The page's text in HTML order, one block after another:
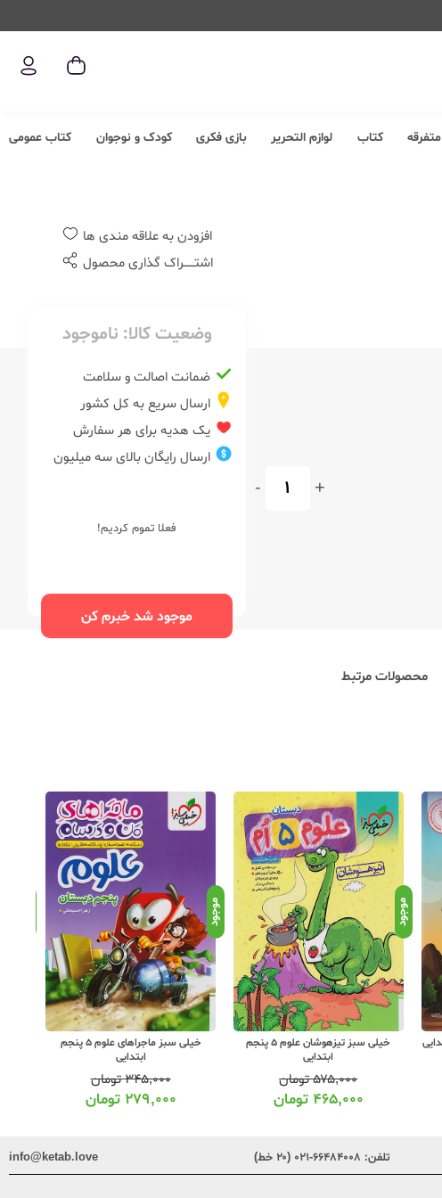
متفرقه کتاب لوازم التحریر بازی فکری کودک و نوجوان کتاب عمومی
+
-
افزودن به علاقه مندی ها
اشتــــــراک گذاری محصول
وضعیت کالا: ناموجود
ضمانت اصالت و سلامت
ارسال سریع به کل کشور
یک هدیه برای هر سفارش
ارسال رایگان بالای سه میلیون
فعلا تموم کردیم!
موجود شد خبرم کن
محصولات مرتبط
موجود
خیلی سبز تیزهوشان علوم 5 پنجم
ابتدایی
۵۷۵,۰۰۰تومان
۴۶۵,۰۰۰ تومان
موجود
خیلی سبز ماجراهای علوم 5 پنجم
ابتدایی
۳۴۵,۰۰۰تومان
۲۷۹,۰۰۰ تومان
تلفن: ۶۶۴۸۴۰۰۸-۰۲۱ (۲۰ خط) info@ketab.love